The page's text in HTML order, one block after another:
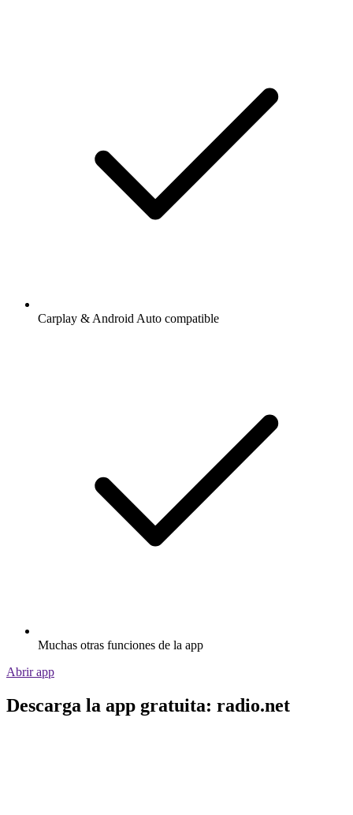
Carplay & Android Auto compatible
Muchas otras funciones de la app
Abrir app
Descarga la app gratuita: radio.net